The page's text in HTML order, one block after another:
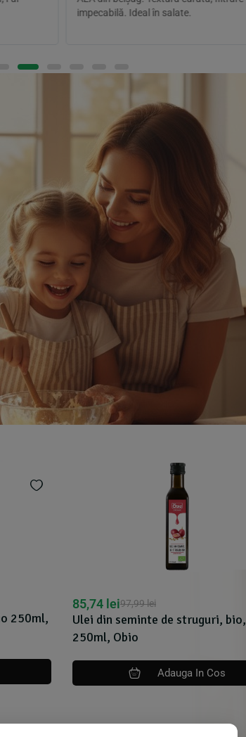
impecabilă. Ideal în salate.
250ml,
Ulei din seminte de struguri, bio,
250ml, Obio
97,99lei
85,74 lei
Adauga In Cos